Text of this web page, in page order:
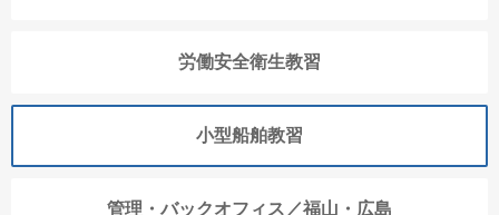
労働安全衛生教習
小型船舶教習
管理・バックオフィス／福山・広島